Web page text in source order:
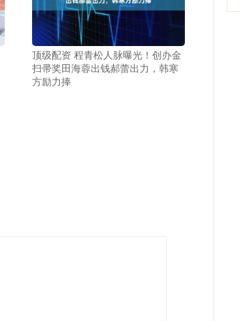
顶级配资 程青松人脉曝光！创办金
扫帚奖田海蓉出钱郝蕾出力，韩寒
方励力捧